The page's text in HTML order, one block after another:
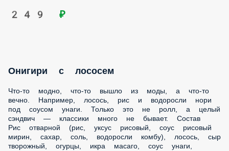
249 ₽
Онигири с лососем
Что-то модно, что-то вышло из моды, а что-то
вечно. Например, лосось, рис и водоросли нори
под соусом унаги. Только это не ролл, а целый
сэндвич — классики много не бывает. Состав
Рис отварной (рис, уксус рисовый, соус рисовый
мирин, сахар, соль, водоросли комбу), лосось, сыр
творожный, огурцы, икра масаго, соус унаги,